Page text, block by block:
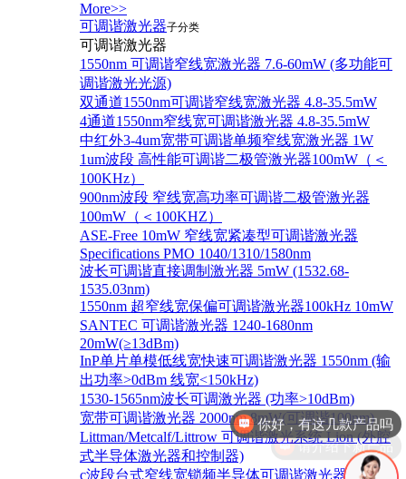
More>>
可调谐激光器子分类
可调谐激光器
1550nm 可调谐窄线宽激光器 7.6-60mW (多功能可
调谐激光光源)
双通道1550nm可调谐窄线宽激光器 4.8-35.5mW
4通道1550nm窄线宽可调谐激光器 4.8-35.5mW
中红外3-4um宽带可调谐单频窄线宽激光器 1W
1um波段 高性能可调谐二极管激光器100mW（＜
100KHz）
900nm波段 窄线宽高功率可调谐二极管激光器
100mW（＜100KHZ）
ASE-Free 10mW 窄线宽紧凑型可调谐激光器
Specifications PMO 1040/1310/1580nm
波长可调谐直接调制激光器 5mW (1532.68-
1535.03nm)
1550nm 超窄线宽保偏可调谐激光器100kHz 10mW
SANTEC 可调谐激光器 1240-1680nm
20mW(≥13dBm)
InP单片单模低线宽快速可调谐激光器 1550nm (输
出功率>0dBm 线宽<150kHz)
1530-1565nm波长可调激光器 (功率>10dBm)
宽带可调谐激光器 2000nm 8mW(可调谐100nm)
Littman/Metcalf/Littrow 可调谐激光系统 Lion (外腔
式半导体激光器和控制器)
c波段台式窄线宽锁频半导体可调谐激光器 1528-
请介绍下新产品